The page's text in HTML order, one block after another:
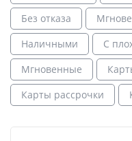
Без отказа
Наличными
С
Мгновенные
Карты рассрочки